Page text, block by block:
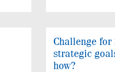
Challenge
strategic
how?